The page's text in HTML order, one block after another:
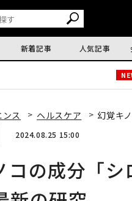
新着記事 人気記事
ンス ヘルスケア 幻覚キ
2024.08.25 15:00
コの成分「